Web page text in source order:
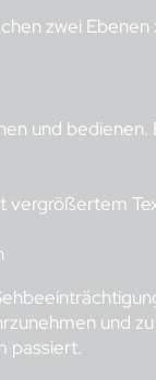
zwei
und
vergrößertem
und
passiert.